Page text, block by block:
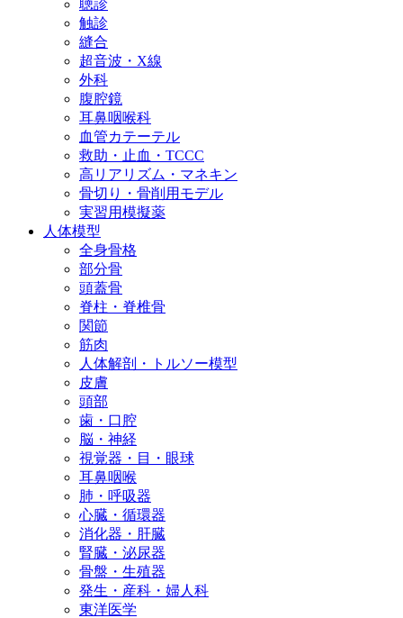
聴診
触診
縫合
超音波・X線
外科
腹腔鏡
耳鼻咽喉科
血管カテーテル
救助・止血・TCCC
高リアリズム・マネキン
骨切り・骨削用モデル
実習用模擬薬
人体模型
全身骨格
部分骨
頭蓋骨
脊柱・脊椎骨
関節
筋肉
人体解剖・トルソー模型
皮膚
頭部
歯・口腔
脳・神経
視覚器・目・眼球
耳鼻咽喉
肺・呼吸器
心臓・循環器
消化器・肝臓
腎臓・泌尿器
骨盤・生殖器
発生・産科・婦人科
東洋医学